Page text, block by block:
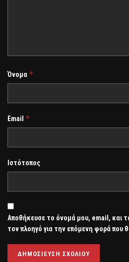
Όνομα *
Email *
Ιστότοπος
Αποθήκευσε το όνομά μου, email, και
τον πλοηγό για την επόμενη φορά που